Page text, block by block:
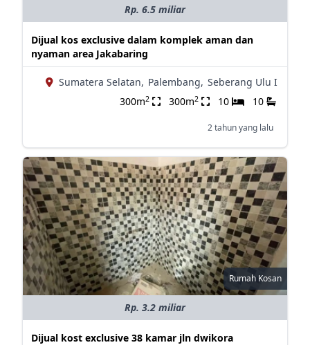
Rp. 6.5 miliar
Dijual kos exclusive dalam komplek aman dan
nyaman area Jakabaring
Sumatera Selatan, Palembang, Seberang Ulu I
300m2 300m2 10 10
2 tahun yang lalu
Rumah Kosan
Rp. 3.2 miliar
Dijual kost exclusive 38 kamar jln dwikora